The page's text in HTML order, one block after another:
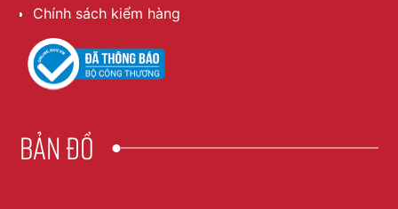
Chính sách kiểm hàng
Bản đồ